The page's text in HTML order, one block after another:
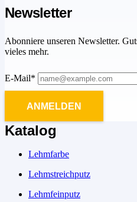
Newsletter
Abonniere unseren Newsletter.
vieles mehr.
E-Mail*
ANMELDEN
Katalog
Lehmfarbe
Lehmstreichputz
Lehmfeinputz